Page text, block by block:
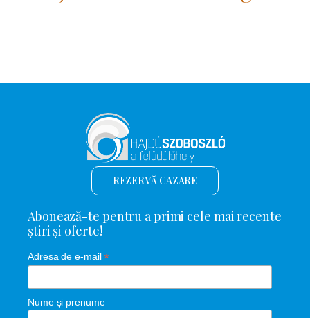
REZERVĂ CAZARE
Abonează-te pentru a primi cele mai recente
știri și oferte!
Adresa de e-mail*
Nume și prenume